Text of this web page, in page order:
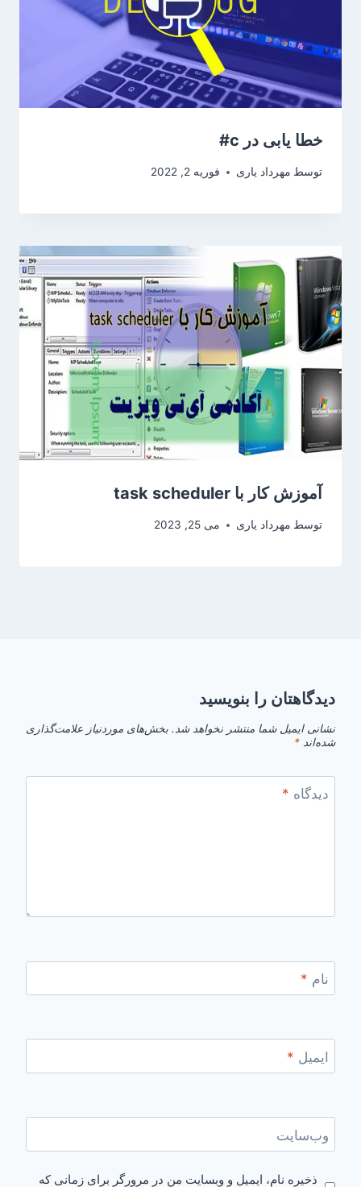
خطا یابی در c#
توسط مهرداد یاری فوریه 2, 2022
آموزش کار با task scheduler
توسط مهرداد یاری می 25, 2023
دیدگاهتان را بنویسید
نشانی ایمیل شما منتشر نخواهد شد. بخش‌های موردنیاز علامت‌گذاری
شده‌اند *
دیدگاه *
نام *
ایمیل *
وب‌سایت
ذخیره نام، ایمیل و وبسایت من در مرورگر برای زمانی که